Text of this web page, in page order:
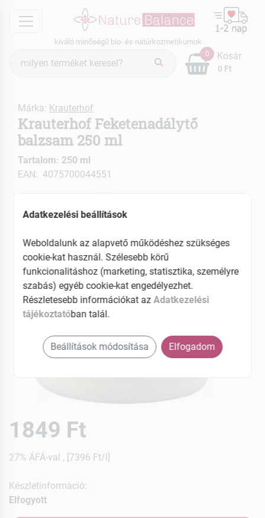
menu
kiváló minőségű bio- és natúrkozmetikumok
keresés
0
0 Ft
Kosár
Márka: Krauterhof
Krauterhof Feketenadálytő
balzsam 250 ml
Tartalom: 250 ml
EAN: 4075700044551
1849 Ft
27% ÁFÁ-val , [7396 Ft/l]
Készletinformáció:
Elfogyott
Adatkezelési beállítások
Weboldalunk az alapvető működéshez szükséges
cookie-kat használ. Szélesebb körű
funkcionalitáshoz (marketing, statisztika, személyre
szabás) egyéb cookie-kat engedélyezhet.
Részletesebb információkat azAdatkezelési
tájékoztatóban talál.
Beállítások módosítása Elfogadom